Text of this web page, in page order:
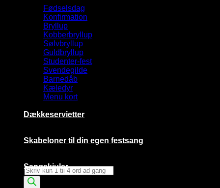
Products
search
Fødselsdag
Konfirmation
Bryllup
Kobberbryllup
Sølvbryllup
Guldbryllup
Studenter-fest
Svendegilde
Barnedåb
Kæledyr
Menu kort
Dækkeservietter
Skabeloner til din egen festsang
Sangskjuler